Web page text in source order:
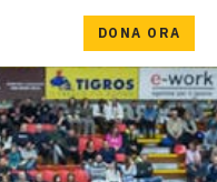
DONA ORA